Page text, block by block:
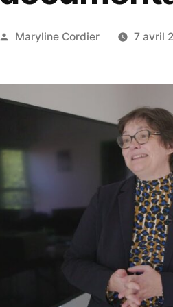
Publié
Maryline Cordier 7 avril